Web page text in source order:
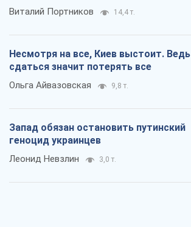
Виталий Портников 14,4 т.
Несмотря на все, Киев выстоит. Ведь
сдаться значит потерять все
Ольга Айвазовская 9,8 т.
Запад обязан остановить путинский
геноцид украинцев
Леонид Невзлин 3,0 т.